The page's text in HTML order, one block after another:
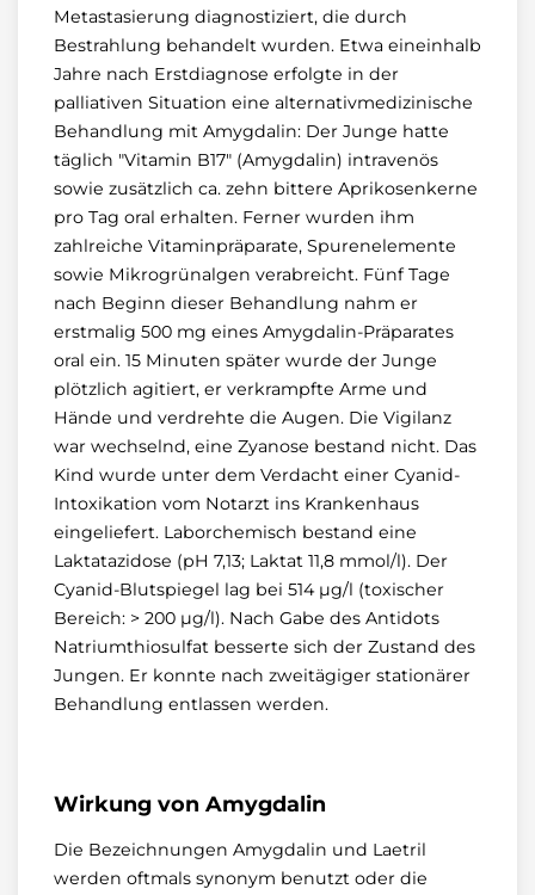
Metastasierung diagnostiziert, die durch
Bestrahlung behandelt wurden. Etwa eineinhalb
Jahre nach Erstdiagnose erfolgte in der
palliativen Situation eine alternativmedizinische
Behandlung mit Amygdalin: Der Junge hatte
täglich "Vitamin B17" (Amygdalin) intravenös
sowie zusätzlich ca. zehn bittere Aprikosenkerne
pro Tag oral erhalten. Ferner wurden ihm
zahlreiche Vitaminpräparate, Spurenelemente
sowie Mikrogrünalgen verabreicht. Fünf Tage
nach Beginn dieser Behandlung nahm er
erstmalig 500 mg eines Amygdalin-Präparates
oral ein. 15 Minuten später wurde der Junge
plötzlich agitiert, er verkrampfte Arme und
Hände und verdrehte die Augen. Die Vigilanz
war wechselnd, eine Zyanose bestand nicht. Das
Kind wurde unter dem Verdacht einer Cyanid-
Intoxikation vom Notarzt ins Krankenhaus
eingeliefert. Laborchemisch bestand eine
Laktatazidose (pH 7,13; Laktat 11,8 mmol/l). Der
Cyanid-Blutspiegel lag bei 514 µg/l (toxischer
Bereich: > 200 µg/l). Nach Gabe des Antidots
Natriumthiosulfat besserte sich der Zustand des
Jungen. Er konnte nach zweitägiger stationärer
Behandlung entlassen werden.
Wirkung von Amygdalin
Die Bezeichnungen Amygdalin und Laetril
werden oftmals synonym benutzt oder die